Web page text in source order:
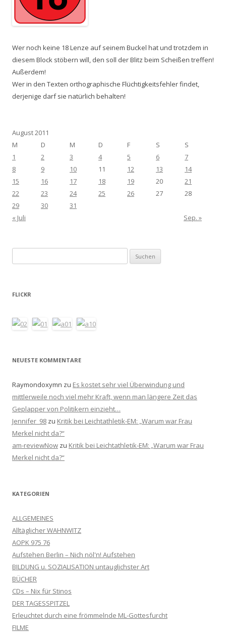
Wer noch keine 18 Lenze auf seinem Buckel hat und trotzdem in
diesem Block stöbern will, den soll der Blitz beim Scheißen treffen!
Außerdem!
Wer in den Texten orthographische Flüchtigkeitsfehler findet,
derjenige darf sie natürlich behalten!
August 2011
M
D M D F S
S
1
2 3 4 5 6
7
8
9 10 11 12 13
14
15
16 17 18 19 20
21
22
23 24 25 26 27
28
29
30
31
« Juli
Sep. »
nach:
FLICKR
NEUESTE KOMMENTARE
Raymondoxymn zu Es kostet sehr viel Überwindung und
mittlerweile noch viel mehr Kraft, wenn man längere Zeit das
Geplapper von Politikern einzieht…
Jennifer_98 zu Kritik bei Leichtathletik-EM: „Warum war Frau
Merkel nicht da?“
am-reviewNow zu Kritik bei Leichtathletik-EM: „Warum war Frau
Merkel nicht da?“
KATEGORIEN
ALLGEMEINES
Alltäglicher WAHNWITZ
AOPK 975 76
Aufstehen Berlin – Nich nöl'n! Aufstehen
BILDUNG u. SOZIALISATION untauglichster Art
BÜCHER
CDs – Nix für Stinos
DER TAGESSPITZEL
Erleuchtet durch eine frömmelnde ML-Gottesfurcht
FILME